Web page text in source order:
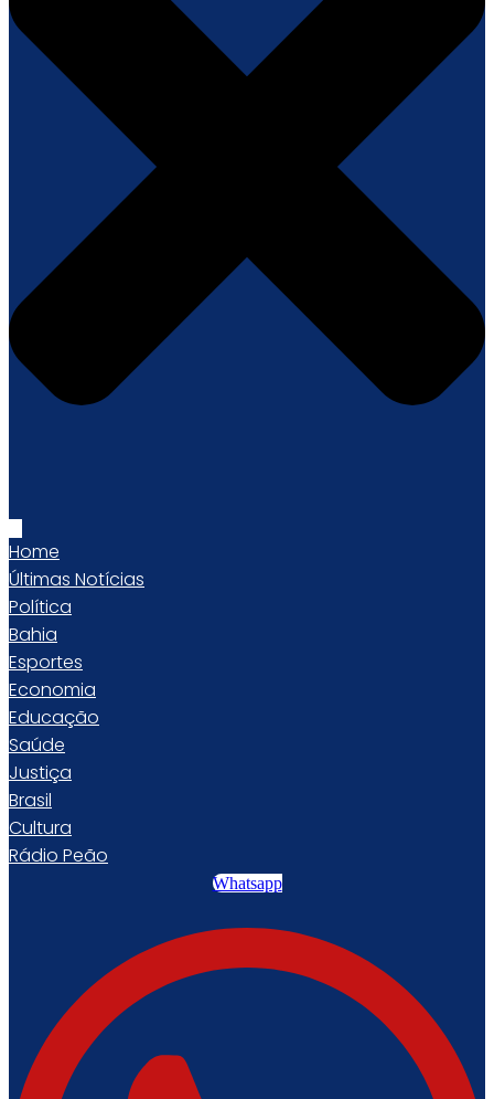
Home
Últimas Notícias
Política
Bahia
Esportes
Economia
Educação
Saúde
Justiça
Brasil
Cultura
Rádio Peão
Whatsapp